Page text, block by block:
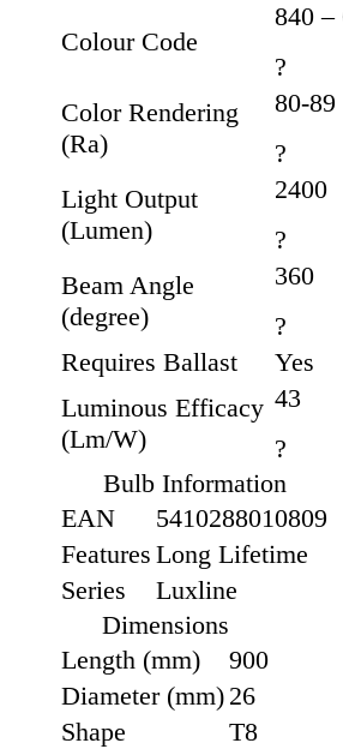
Colour Code
840 –
?
Color Rendering
(Ra)
80-89
?
Light Output
(Lumen)
2400
?
Beam Angle
(degree)
360
?
Requires Ballast
Yes
Luminous Efficacy
(Lm/W)
43
?
Bulb Information
EAN
5410288010809
Features Long Lifetime
Series
Luxline
Dimensions
Length (mm)
900
Diameter (mm) 26
Shape
T8